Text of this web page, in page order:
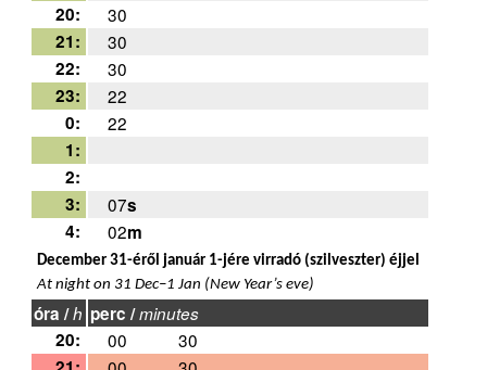
20:
30
21:
30
22:
30
23:
22
0:
22
1:
2:
3:
07s
4:
02m
December 31-éről január 1-jére virradó (szilveszter) éjjel
At night on 31 Dec–1 Jan (New Year’s eve)
óra /h perc /minutes
20: 00
30